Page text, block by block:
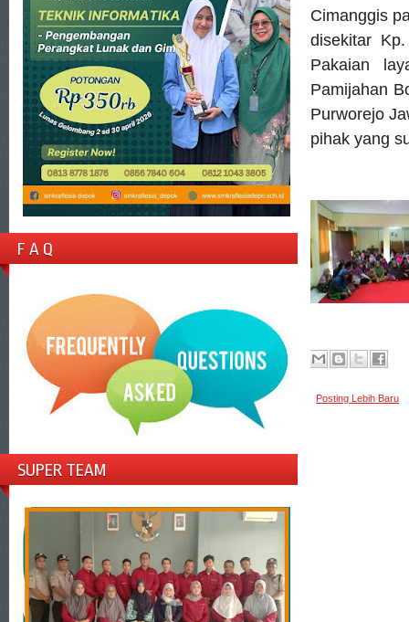
F A Q
SUPER TEAM
Cimanggis
disekitar
Pakaian
Pamijahan
Purworejo
pihak yang
Posting Lebih Baru